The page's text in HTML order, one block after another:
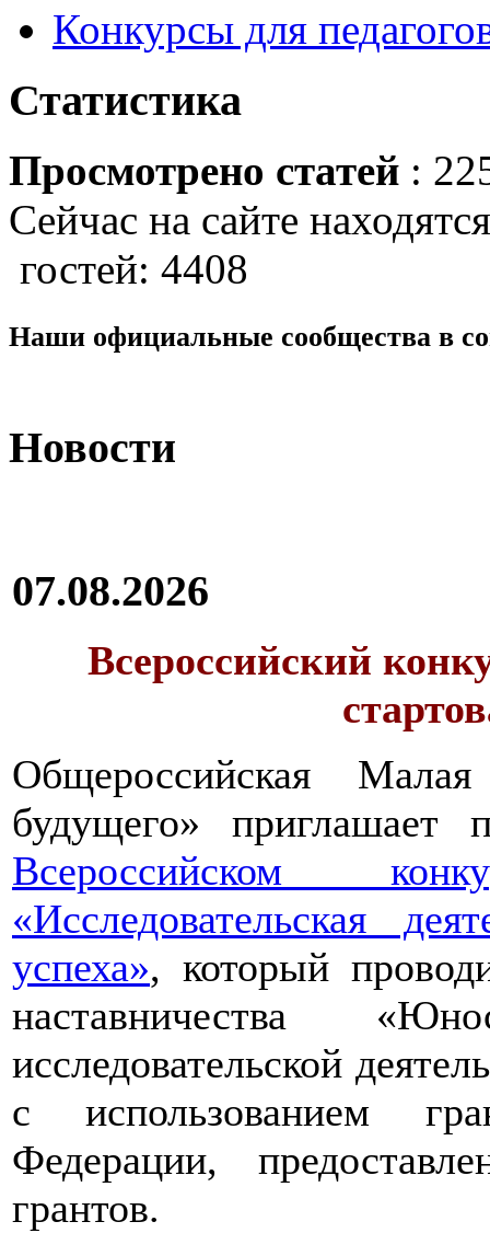
Конкурсы для
Статистика
Просмотрено статей :
Сейчас на сайте
гостей: 4408
Наши официальные сообщества в
Новости
07.08.2026
Всероссийский
Общероссийская
будущего» приглашает
Всероссийском
«Исследовательская
успеха», который
наставничества
исследовательской
с использованием
Федерации,
грантов.